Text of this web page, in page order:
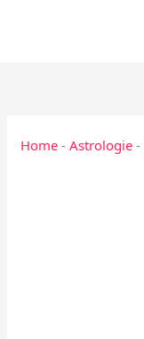
Home -Astrologie -